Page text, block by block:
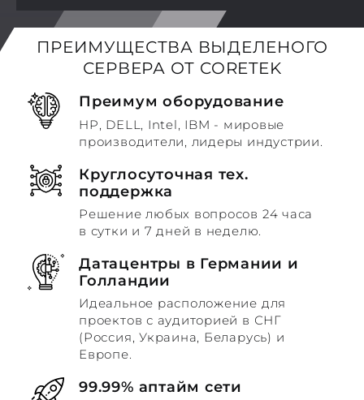
ПРЕИМУЩЕСТВА ВЫДЕЛЕНОГО
СЕРВЕРА ОТ CORETEK
Преимум оборудование
HP, DELL, Intel, IBM - мировые
производители, лидеры индустрии.
Круглосуточная тех.
поддержка
Решение любых вопросов 24 часа
в сутки и 7 дней в неделю.
Датацентры в Германии и
Голландии
Идеальное расположение для
проектов с аудиторией в СНГ
(Россия, Украина, Беларусь) и
Европе.
99.99% аптайм сети